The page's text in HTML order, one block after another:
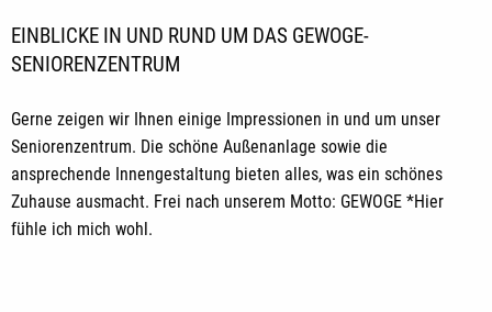
EINBLICKE IN UND RUND UM DAS GEWOGE-
SENIORENZENTRUM
Gerne zeigen wir Ihnen einige Impressionen in und um unser
Seniorenzentrum. Die schöne Außenanlage sowie die
ansprechende Innengestaltung bieten alles, was ein schönes
Zuhause ausmacht. Frei nach unserem Motto: GEWOGE *Hier
fühle ich mich wohl.